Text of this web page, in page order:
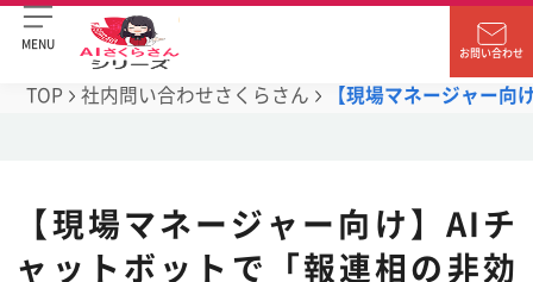
MENU
お問い合わせ
TOP 社内問い合わせさくらさん 【現場マネージャー
【現場マネージャー向け】AIチ
ャットボットで「報連相の非効